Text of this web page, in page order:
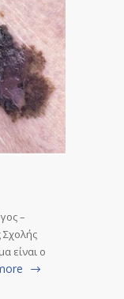
–
Σχολής
είναι ο